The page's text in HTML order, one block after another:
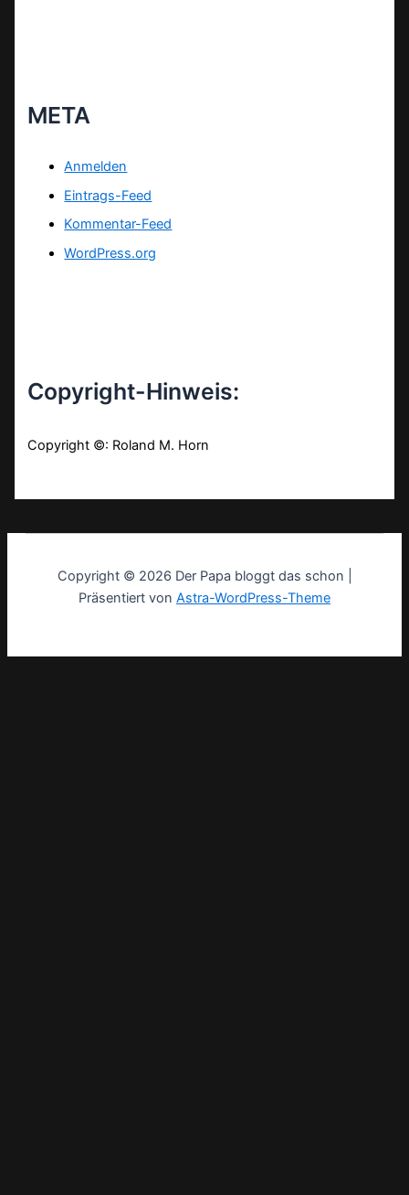
META
Anmelden
Eintrags-Feed
Kommentar-Feed
WordPress.org
Copyright-Hinweis:
Copyright ©: Roland M. Horn
Copyright © 2026 Der Papa bloggt das schon |
Präsentiert von Astra-WordPress-Theme